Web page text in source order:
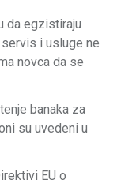
da egzistiraju
i usluge ne
novca da se
banaka za
su uvedeni u
EU o